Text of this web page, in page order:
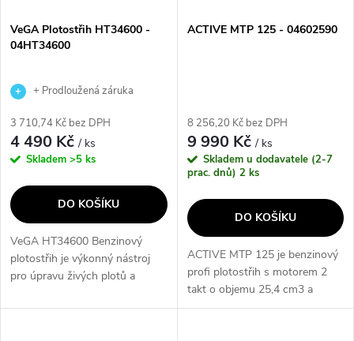
p
r
o
d
u
k
t
ů
s
p
r
o
d
u
k
t
VeGA Plotostřih HT34600 -
04HT34600
+ Prodloužená záruka
3 710,74 Kč bez DPH
4 490 Kč/ ks
Skladem >5 ks
DO KOŠÍKU
VeGA HT34600 Benzinový
plotostřih je výkonný nástroj
pro úpravu živých plotů a
taktním motorem o objemu
ACTIVE MTP 125 - 04602590
8 256,20 Kč bez DPH
9 990 Kč/ ks
Skladem u dodavatele (2-7
prac. dnů) 2 ks
DO KOŠÍKU
ACTIVE MTP 125 je benzinový
profi plotostřih s motorem 2
takt o objemu 25,4 cm3 a
výkonem 1,4 HP/1,03 Kw.